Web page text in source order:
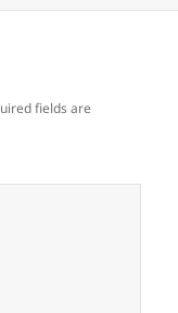
fields are